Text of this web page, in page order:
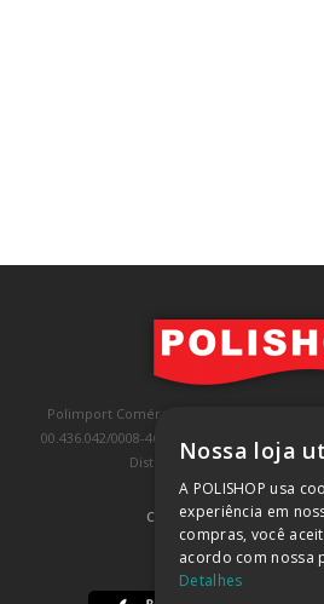
Polimport Comércio e Exportação LTDA,
00.436.042/0008-46, IE 407.458.707.103, com
Distrito Industrial, Jundiaí/SP,
COMPRA 100% SEGURA
BAIXE NOSSO APP
Nossa loja
A POLISHOP usa
experiência em
compras, você
acordo com nossa
Detalhes